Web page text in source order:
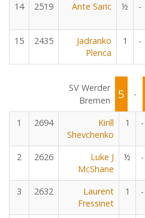
14 2519 Ante Saric ½ -
15 2435
Jadranko
Plenca
1 -
SV Werder
Bremen
5 -
1 2694
Kirill
Shevchenko
1 -
2 2626
Luke J
McShane
½ -
3 2632
Laurent
Fressinet
1 -